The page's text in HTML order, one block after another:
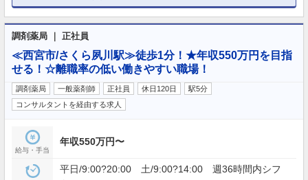
調剤薬局 ｜ 正社員
≪西宮市/さくら夙川駅≫徒歩1分！★年収550万円を目指
せる！☆離職率の低い働きやすい職場！
調剤薬局 一般薬剤師 正社員 休日120日
駅5分
コンサルタントを経由する求人
給与・手当
年収550万円〜
平日/9:00?20:00 土/9:00?14:00 週36時間内シフ